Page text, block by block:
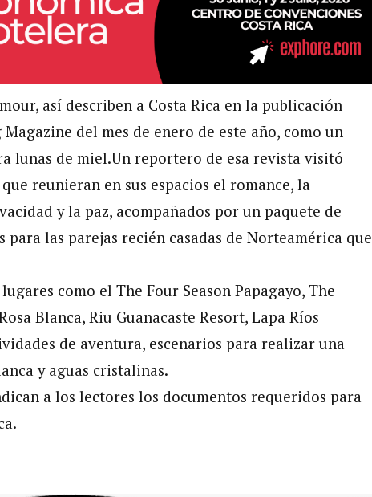
así describen a Costa Rica en la publicación
del mes de enero de este año, como un
lunas de miel.Un reportero de esa revista visitó
reunieran en sus espacios el romance, la
y la paz, acompañados por un paquete de
las parejas recién casadas de Norteamérica que
como el The Four Season Papagayo, The
Blanca, Riu Guanacaste Resort, Lapa Ríos
de aventura, escenarios para realizar una
y aguas cristalinas.
a los lectores los documentos requeridos para